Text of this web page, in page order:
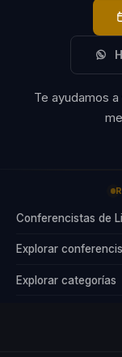
Te ayudamos
Conferencistas de
Explorar
Explorar categorías